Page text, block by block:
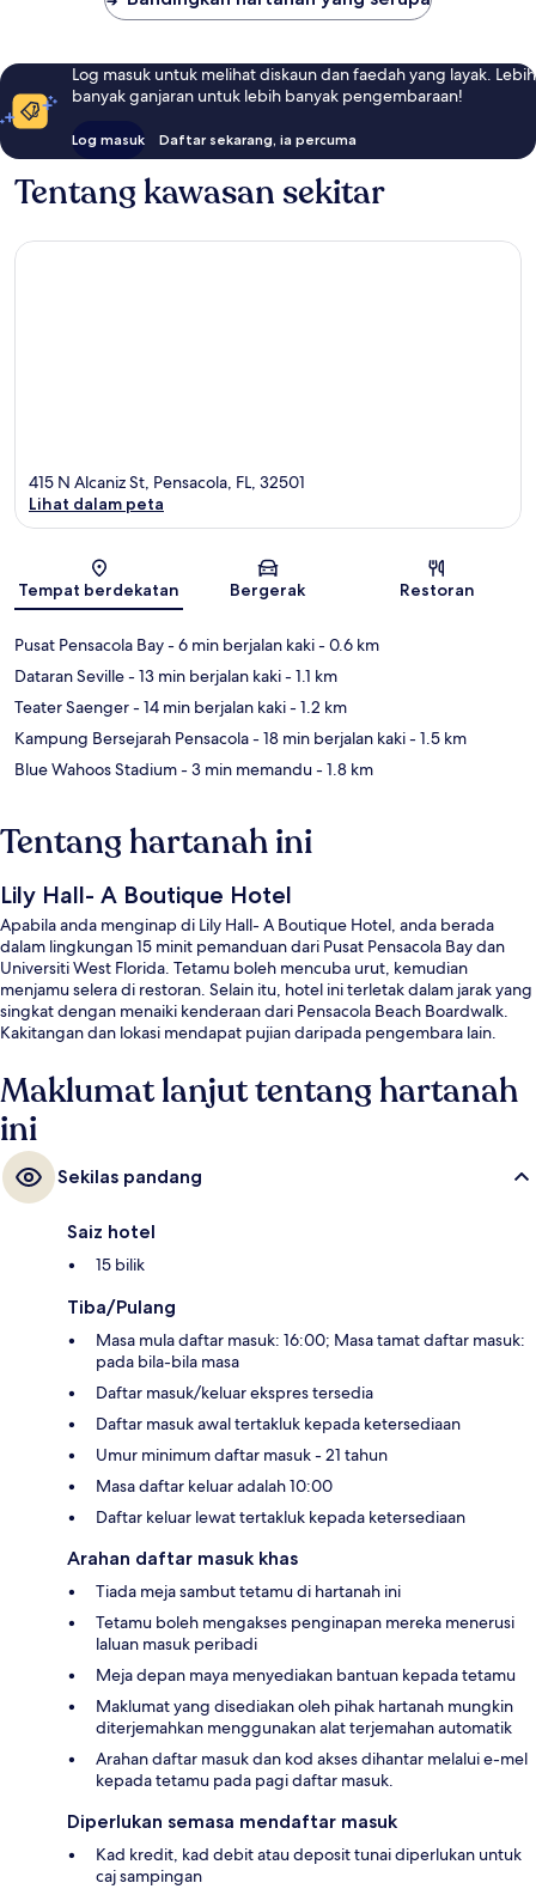
Log masuk untuk melihat diskaun dan faedah yang layak. Lebih
banyak ganjaran untuk lebih banyak pengembaraan!
Log masuk Daftar sekarang, ia percuma
Tentang kawasan sekitar
Peta
415 N Alcaniz St, Pensacola, FL, 32501
Lihat dalam peta
Tempat berdekatan Bergerak Restoran
Pusat Pensacola Bay- 6 min berjalan kaki- 0.6 km
Dataran Seville- 13 min berjalan kaki- 1.1 km
Teater Saenger- 14 min berjalan kaki- 1.2 km
Kampung Bersejarah Pensacola- 18 min berjalan kaki- 1.5 km
Blue Wahoos Stadium- 3 min memandu- 1.8 km
Tentang hartanah ini
Lily Hall- A Boutique Hotel
Apabila anda menginap di Lily Hall- A Boutique Hotel, anda berada
dalam lingkungan 15 minit pemanduan dari Pusat Pensacola Bay dan
Universiti West Florida. Tetamu boleh mencuba urut, kemudian
menjamu selera di restoran. Selain itu, hotel ini terletak dalam jarak yang
singkat dengan menaiki kenderaan dari Pensacola Beach Boardwalk.
Kakitangan dan lokasi mendapat pujian daripada pengembara lain.
Maklumat lanjut tentang hartanah
ini
Sekilas pandang
Saiz hotel
15 bilik
Tiba/Pulang
Masa mula daftar masuk: 16:00; Masa tamat daftar masuk:
pada bila-bila masa
Daftar masuk/keluar ekspres tersedia
Daftar masuk awal tertakluk kepada ketersediaan
Umur minimum daftar masuk - 21 tahun
Masa daftar keluar adalah 10:00
Daftar keluar lewat tertakluk kepada ketersediaan
Arahan daftar masuk khas
Tiada meja sambut tetamu di hartanah ini
Tetamu boleh mengakses penginapan mereka menerusi
laluan masuk peribadi
Meja depan maya menyediakan bantuan kepada tetamu
Maklumat yang disediakan oleh pihak hartanah mungkin
diterjemahkan menggunakan alat terjemahan automatik
Arahan daftar masuk dan kod akses dihantar melalui e-mel
kepada tetamu pada pagi daftar masuk.
Diperlukan semasa mendaftar masuk
Kad kredit, kad debit atau deposit tunai diperlukan untuk
caj sampingan